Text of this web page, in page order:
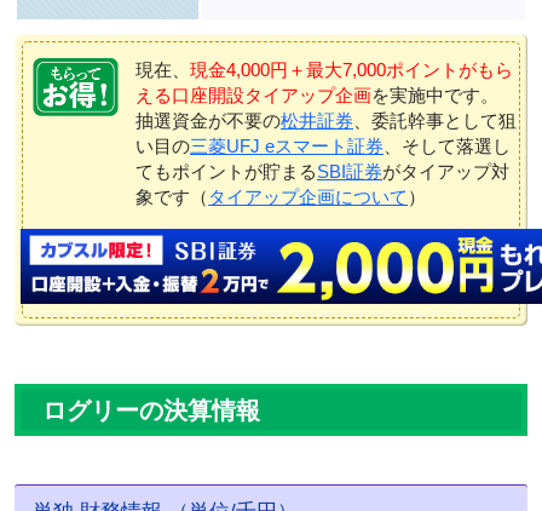
現在、 現金4,000円＋最大7,000ポイントがもら
える口座開設タイアップ企画を実施中です。
抽選資金が不要の松井証券 、委託幹事として狙
い目の三菱UFJ eスマート証券 、そして落選し
てもポイントが貯まるSBI証券がタイアップ対
象です（ タイアップ企画について ）
ログリーの決算情報